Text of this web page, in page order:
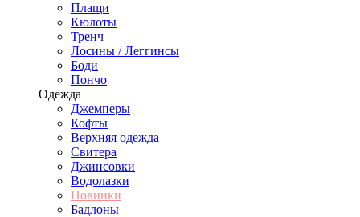
Плащи
Кюлоты
Тренч
Лосины / Леггинсы
Боди
Пончо
Одежда
Джемперы
Кофты
Верхняя одежда
Свитера
Джинсовки
Водолазки
Новинки
Бадлоны